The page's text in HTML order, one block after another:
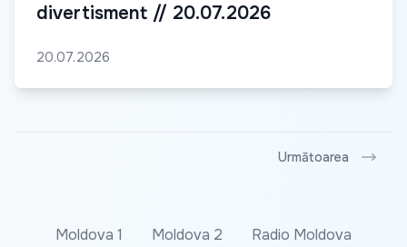
divertisment // 20.07.2026
20.07.2026
Următoarea
Moldova 1 Moldova 2
Radio Moldova